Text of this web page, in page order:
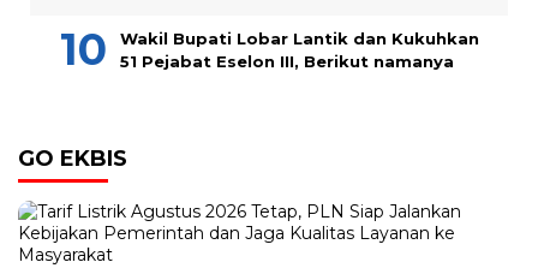
Wakil Bupati Lobar Lantik dan Kukuhkan
51 Pejabat Eselon III, Berikut namanya
GO EKBIS